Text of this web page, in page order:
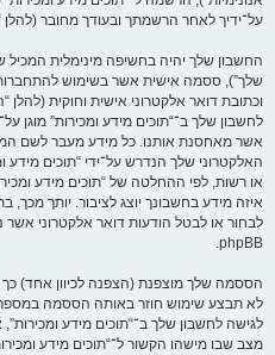
על־ידיך לאחר הרשמתך ובעודך מחובר (להלן
החשבון שלך יהיה בחשיפה מינימלית המכיל
שלך”), ססמה אישית אשר בשימוש
וכתובת דואר אלקטרוני אישית וחוקית
לחשבון שלך ב־“תוכים מידע ומכירות” מוגן
אשר מאחסנת אותנו. כל מידע מעבר לשם
האלקטרוני שלך הנדרש על־ידי “תוכים
או רשות, לפי ההחלטה של “תוכים מידע
איזה מידע בחשבונך יוצג לציבור. יותך
לבחור או לבטל הודעות דואר אלקטרוני אשר
phpBB.
הססמה שלך מוצפנת (הצפנה לכיוון אחד)
לא תבצע שימוש חוזר באותה הססמה
לגישה לחשבון שלך ב־“תוכים מידע